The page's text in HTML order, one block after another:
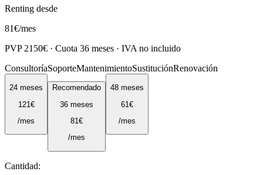
Renting desde
81€/mes
PVP 2150€ · Cuota 36 meses · IVA no incluido
ConsultoríaSoporteMantenimientoSustituciónRenovación
24 meses
121€
/mes
Recomendado
36 meses
81 €
/mes
48 meses
61€
/mes
Cantidad: